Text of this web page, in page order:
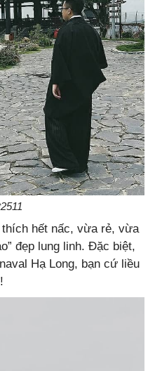
hết nấc, vừa rẻ, vừa
đẹp lung linh. Đặc biệt,
Hạ Long, bạn cứ liều